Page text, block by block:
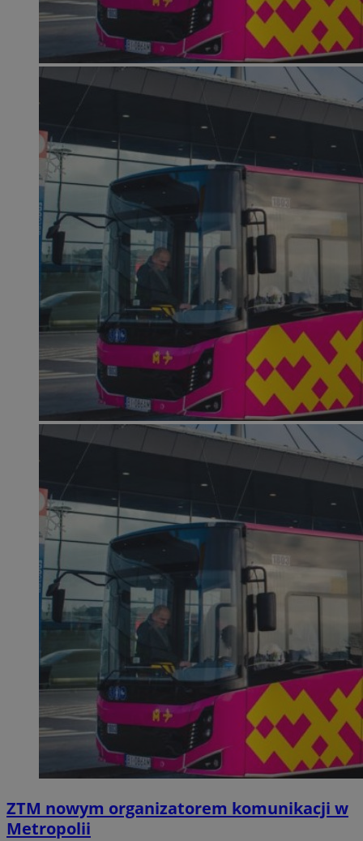
ZTM nowym organizatorem komunikacji w
Metropolii